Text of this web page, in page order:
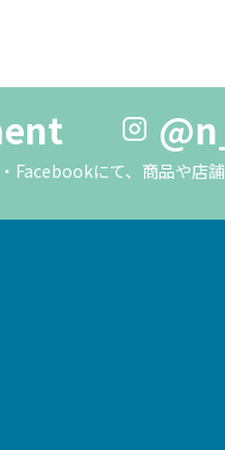
にて、商品や店舗